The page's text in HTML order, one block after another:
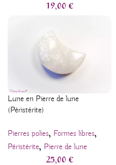
19,00€
Lune en Pierre de lune
(Péristérite)
Pierres polies, Formes libres,
Péristérite, Pierre de lune
25,00€